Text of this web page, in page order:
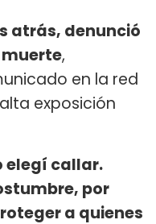
atrás, denunció
,
en la red
exposición
elegí callar.
por
a quienes